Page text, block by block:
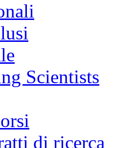
Scientists
di ricerca